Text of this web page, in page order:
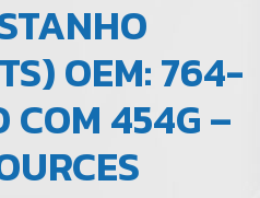
OEM: 764-
COM 454G –